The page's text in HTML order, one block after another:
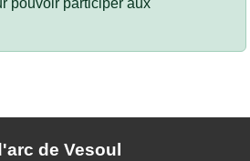
pouvoir participer aux
de Vesoul